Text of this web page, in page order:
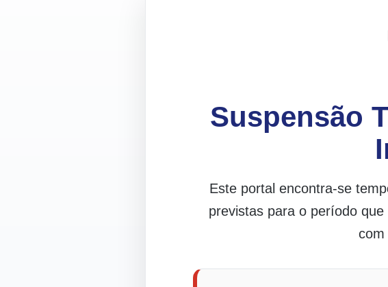
Suspensão
Este portal encontra-se
previstas para o período
com